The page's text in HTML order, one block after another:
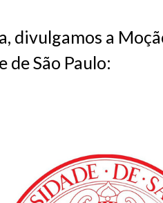
divulgamos a
São Paulo: